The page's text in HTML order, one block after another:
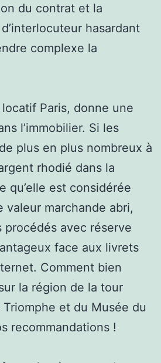
du contrat et la
hasardant
complexe la
locatif Paris, donne une
l’immobilier. Si les
plus en plus nombreux à
rhodié dans la
qu’elle est considérée
valeur marchande abri,
procédés avec réserve
face aux livrets
Comment bien
la région de la tour
Triomphe et du Musée du
recommandations !